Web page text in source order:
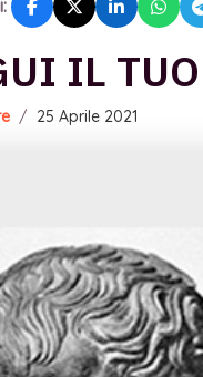
IL
/ 25 Aprile 2021